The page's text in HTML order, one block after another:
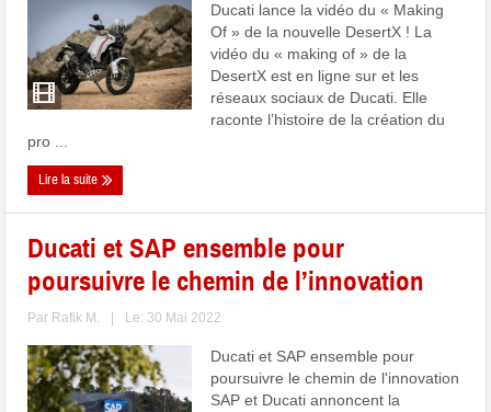
Ducati lance la vidéo du « Making
Of » de la nouvelle DesertX ! La
vidéo du « making of » de la
DesertX est en ligne sur et les
réseaux sociaux de Ducati. Elle
raconte l’histoire de la création du
pro ...
Lire la suite
Ducati et SAP ensemble pour
poursuivre le chemin de l’innovation
Par Rafik M. Le: 30 Mai 2022
Ducati et SAP ensemble pour
poursuivre le chemin de l'innovation
SAP et Ducati annoncent la